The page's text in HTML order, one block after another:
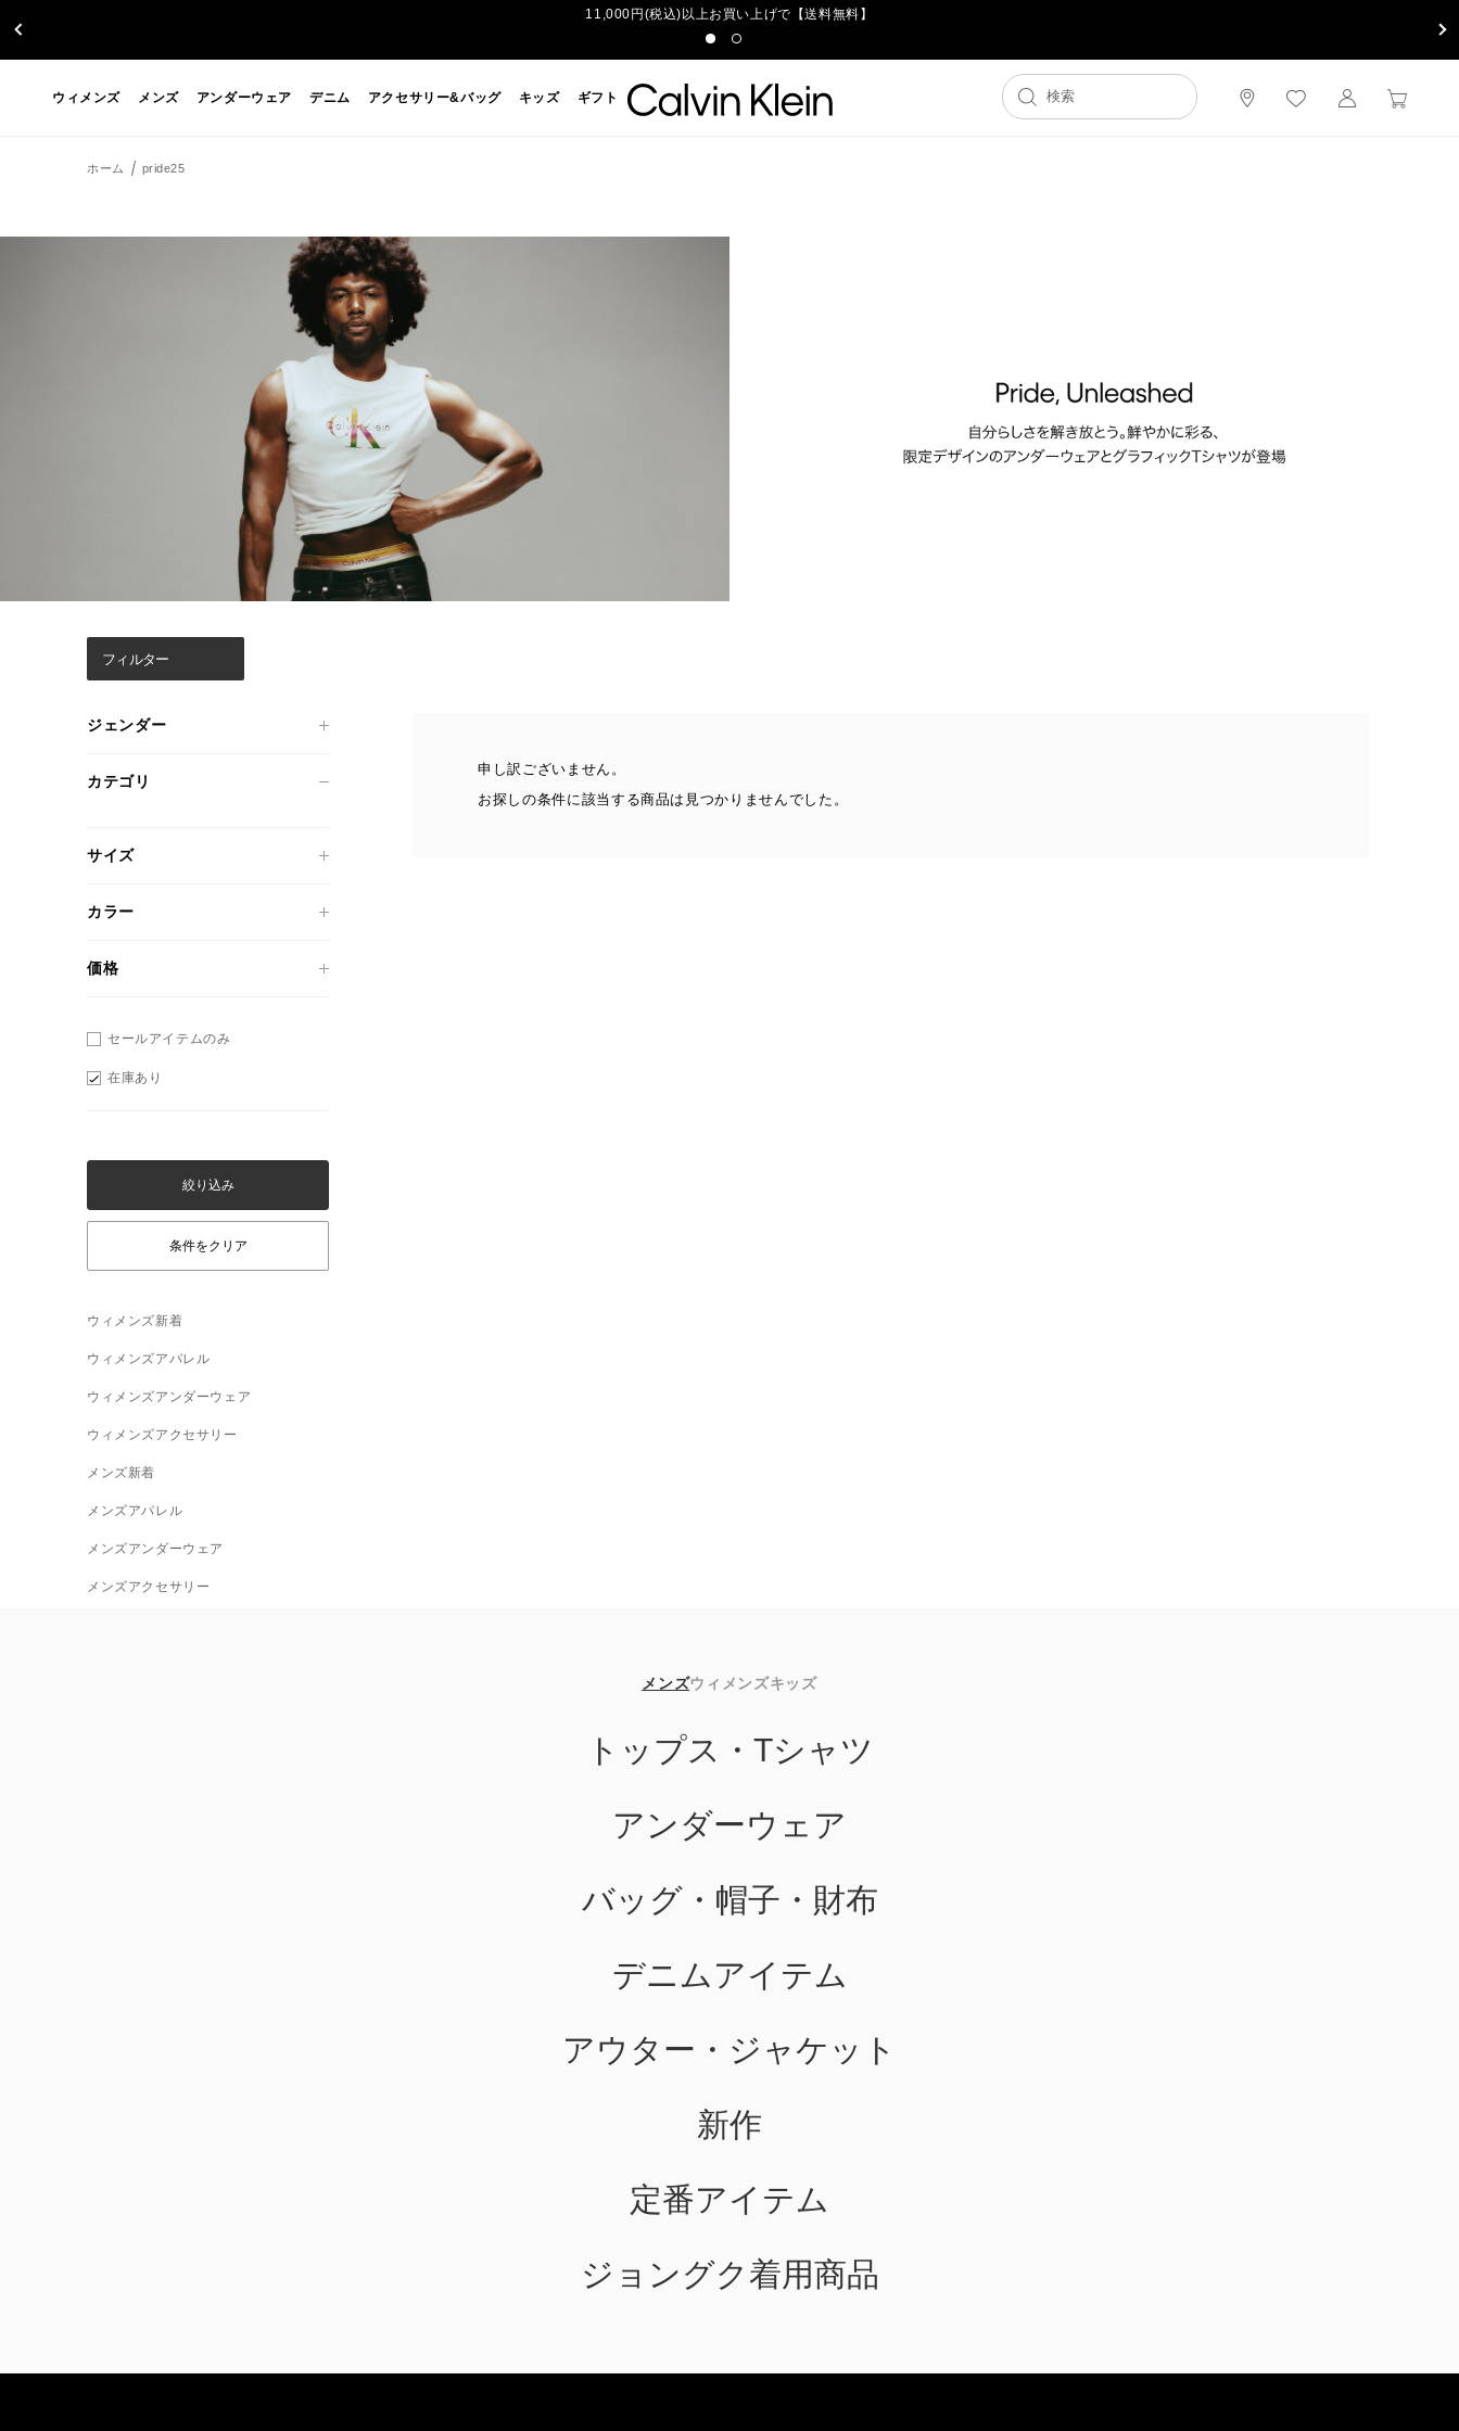
11,000円(税込)以上お買い上げで【送料無料】
ウィメンズ メンズ アンダーウェア デニム アクセサリー&バッグ キッズ ギフト
ホーム pride25
フィルター
ジェンダー
カテゴリ
サイズ
カラー
価格
セールアイテムのみ
在庫あり
ウィメンズ新着
ウィメンズアパレル
ウィメンズアンダーウェア
ウィメンズアクセサリー
メンズ新着
メンズアパレル
メンズアンダーウェア
メンズアクセサリー
申し訳ございません。
お探しの条件に該当する商品は見つかりませんでした。
メンズ
トップス・Tシャツ
アンダーウェア
バッグ・帽子・財布
デニムアイテム
アウター・ジャケット
新作
定番アイテム
ジョングク着用商品
ウィメンズキッズ